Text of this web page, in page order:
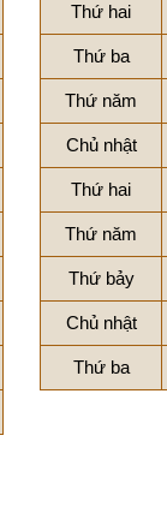
Thứ hai
Thứ ba
Thứ năm
Chủ nhật
Thứ hai
Thứ năm
Thứ bảy
Chủ nhật
Thứ ba